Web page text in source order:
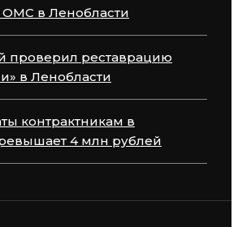
в Ленобласти
проверил реставрацию
в Ленобласти
контрактникам в
4 млн рублей